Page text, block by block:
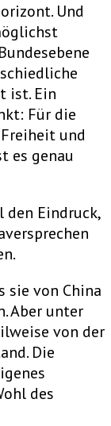
Und
ist. Ein
Für die
und
es genau
den Eindruck,
sie von China
Aber unter
von der
Die
des